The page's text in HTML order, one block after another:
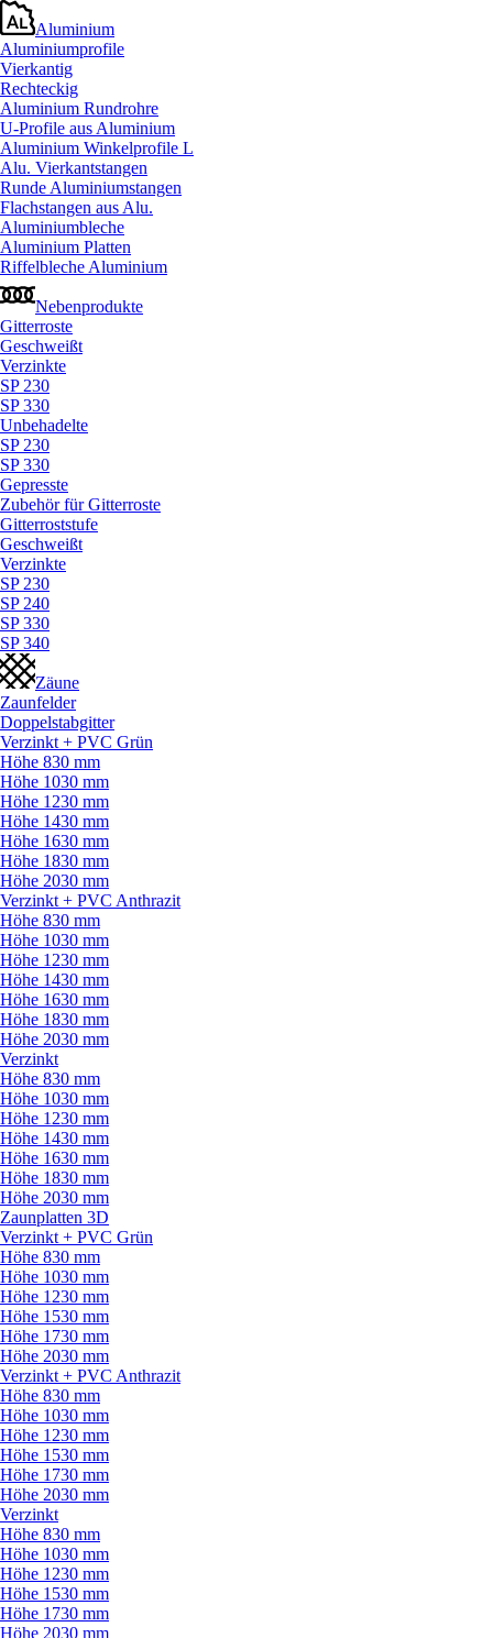
Aluminium
Aluminiumprofile
Vierkantig
Rechteckig
Aluminium Rundrohre
U-Profile aus Aluminium
Aluminium Winkelprofile L
Alu. Vierkantstangen
Runde Aluminiumstangen
Flachstangen aus Alu.
Aluminiumbleche
Aluminium Platten
Riffelbleche Aluminium
Nebenprodukte
Gitterroste
Geschweißt
Verzinkte
SP 230
SP 330
Unbehadelte
SP 230
SP 330
Gepresste
Zubehör für Gitterroste
Gitterroststufe
Geschweißt
Verzinkte
SP 230
SP 240
SP 330
SP 340
Zäune
Zaunfelder
Doppelstabgitter
Verzinkt + PVC Grün
Höhe 830 mm
Höhe 1030 mm
Höhe 1230 mm
Höhe 1430 mm
Höhe 1630 mm
Höhe 1830 mm
Höhe 2030 mm
Verzinkt + PVC Anthrazit
Höhe 830 mm
Höhe 1030 mm
Höhe 1230 mm
Höhe 1430 mm
Höhe 1630 mm
Höhe 1830 mm
Höhe 2030 mm
Verzinkt
Höhe 830 mm
Höhe 1030 mm
Höhe 1230 mm
Höhe 1430 mm
Höhe 1630 mm
Höhe 1830 mm
Höhe 2030 mm
Zaunplatten 3D
Verzinkt + PVC Grün
Höhe 830 mm
Höhe 1030 mm
Höhe 1230 mm
Höhe 1530 mm
Höhe 1730 mm
Höhe 2030 mm
Verzinkt + PVC Anthrazit
Höhe 830 mm
Höhe 1030 mm
Höhe 1230 mm
Höhe 1530 mm
Höhe 1730 mm
Höhe 2030 mm
Verzinkt
Höhe 830 mm
Höhe 1030 mm
Höhe 1230 mm
Höhe 1530 mm
Höhe 1730 mm
Höhe 2030 mm